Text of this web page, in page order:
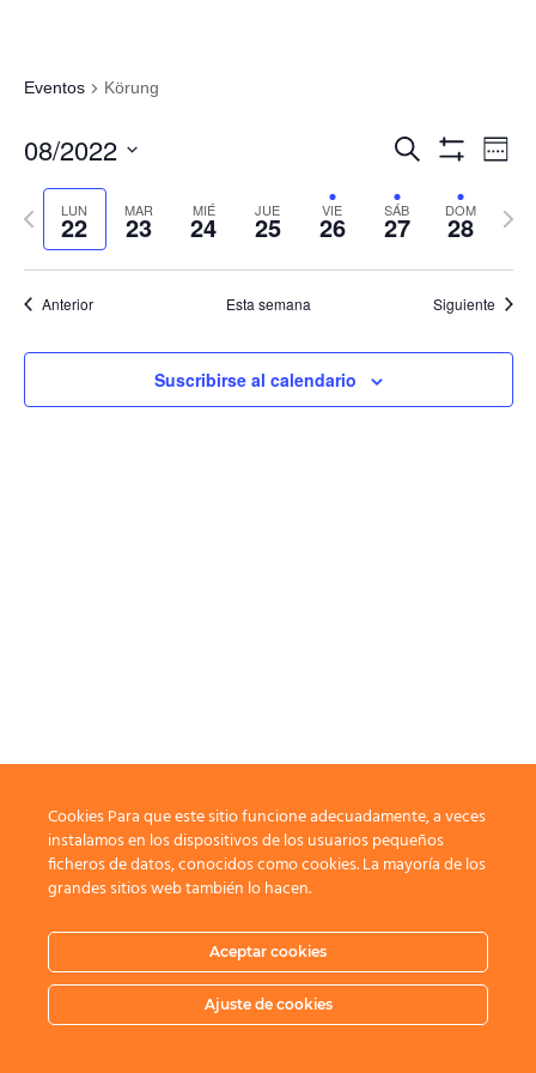
Eventos Körung
búsqueda
y
vistas
Buscar
de
de
08/2022
fecha.LUN
22 MAR
23 MIÉ
24 JUE
25 VIE
26 SÁB
27 DOM
28
Semana
anterior
Anterior Esta semana Siguiente
Suscribirse al calendario
Cookies Para que este sitio funcione adecuadamente, a veces
instalamos en los dispositivos de los usuarios pequeños
ficheros de datos, conocidos como cookies. La mayoría de los
grandes sitios web también lo hacen.
Aceptar cookies
Ajuste de cookies